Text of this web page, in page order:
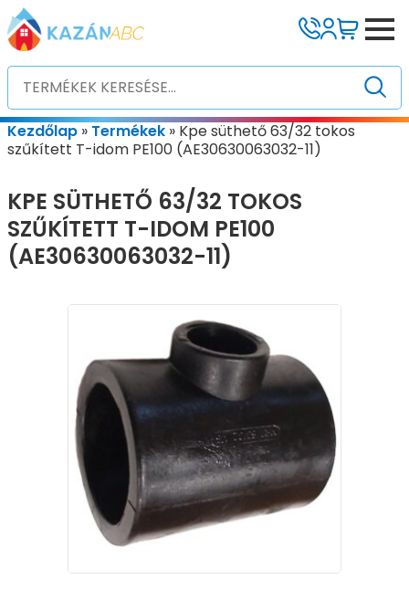
Kezdőlap » Termékek » Kpe süthető 63/32 tokos
szűkített T-idom PE100 (AE30630063032-11)
KPE SÜTHETŐ 63/32 TOKOS
SZŰKÍTETT T-IDOM PE100
(AE30630063032-11)